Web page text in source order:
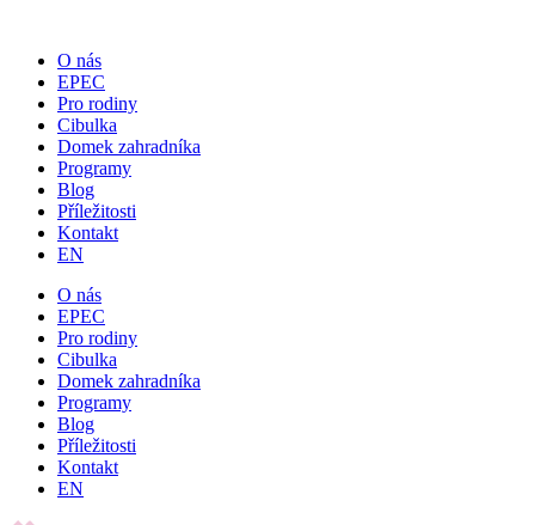
obsahuO nás
EPEC
Pro rodiny
Cibulka
Domek zahradníka
Programy
Blog
Příležitosti
Kontakt
EN
O nás
EPEC
Pro rodiny
Cibulka
Domek zahradníka
Programy
Blog
Příležitosti
Kontakt
EN